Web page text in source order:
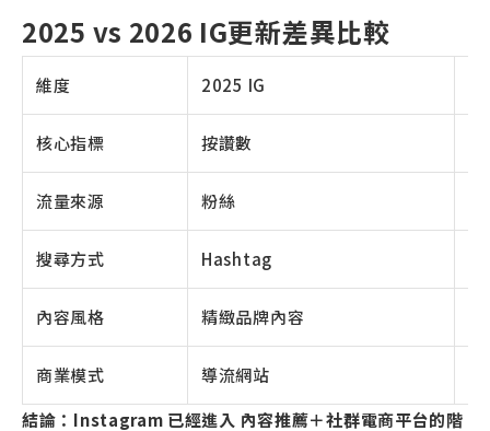
2025 vs 2026 IG更新差異比較
維度 2025 IG
核心指標 按讚數
流量來源 粉絲
搜尋方式 Hashtag
內容風格 精緻品牌內容
商業模式 導流網站
結論：Instagram 已經進入 內容推薦＋社群電商平台的階